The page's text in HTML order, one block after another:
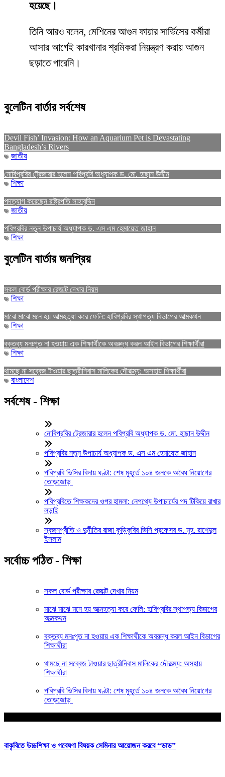
হয়েছে।
তিনি আরও বলেন, মেশিনের আগুন ফায়ার সার্ভিসের কর্মীরা
আসার আগেই কারখানার শ্রমিকরা নিয়ন্ত্রণ করায় আগুন
ছড়াতে পারেনি।
বুলেটিন বার্তার সর্বশেষ
Devil Fish’ Invasion: How an Aquarium Pet is Devastating
Bangladesh’s Rivers
জাতীয়
নোবিপ্রবির ট্রেজারার হলেন পবিপ্রবি অধ্যাপক ড. মো. হাছান উদ্দীন
শিক্ষা
পদত্যাগ করেছেন রাষ্ট্রপতি সাহাবুদ্দিন
জাতীয়
পবিপ্রবির নতুন উপাচার্য অধ্যাপক ড. এস এম হেমায়েত জাহান
শিক্ষা
বুলেটিন বার্তার জনপ্রিয়
সকল বোর্ড পরীক্ষার রেজাল্ট দেখার নিয়ম
শিক্ষা
মাঝে মাঝে মনে হয় আত্মহত্যা করে ফেলি: হাবিপ্রবির স্থাপত্য বিভাগের আত্মকথন
শিক্ষা
বক্তব্য মনঃপুত না হওয়ায় এক শিক্ষার্থীকে অবরুদ্ধ করল আইন বিভাগের শিক্ষার্থীরা
শিক্ষা
থামছে না সব্বেজ টাওয়ার ছাত্রীনিবাস মালিকের দৌরাত্ম্য: অসহায় শিক্ষার্থীরা
বাংলাদেশ
সর্বশেষ - শিক্ষা
নোবিপ্রবির ট্রেজারার হলেন পবিপ্রবি অধ্যাপক ড. মো. হাছান উদ্দীন
পবিপ্রবির নতুন উপাচার্য অধ্যাপক ড. এস এম হেমায়েত জাহান
পবিপ্রবি ভিসির বিদায় ঘণ্টা: শেষ মুহূর্তে ১০৪ জনকে অবৈধ নিয়োগের
তোড়জোড়
পবিপ্রবিতে শিক্ষকদের ওপর হামলা: নেপথ্যে উপাচার্যের পদ টিকিয়ে রাখার
লড়াই
স্বজনপ্রীতি ও দুর্নীতির রাজা কুড়িকৃবির ভিসি প্রফেসর ড. মুহ. রাশেদুল
ইসলাম
সর্বোচ্চ পঠিত - শিক্ষা
সকল বোর্ড পরীক্ষার রেজাল্ট দেখার নিয়ম
মাঝে মাঝে মনে হয় আত্মহত্যা করে ফেলি: হাবিপ্রবির স্থাপত্য বিভাগের
আত্মকথন
বক্তব্য মনঃপুত না হওয়ায় এক শিক্ষার্থীকে অবরুদ্ধ করল আইন বিভাগের
শিক্ষার্থীরা
থামছে না সব্বেজ টাওয়ার ছাত্রীনিবাস মালিকের দৌরাত্ম্য: অসহায়
শিক্ষার্থীরা
পবিপ্রবি ভিসির বিদায় ঘণ্টা: শেষ মুহূর্তে ১০৪ জনকে অবৈধ নিয়োগের
তোড়জোড়
বাকৃবিতে উচ্চশিক্ষা ও গবেষণা বিষয়ক সেমিনার আয়োজন করবে “ডাড”